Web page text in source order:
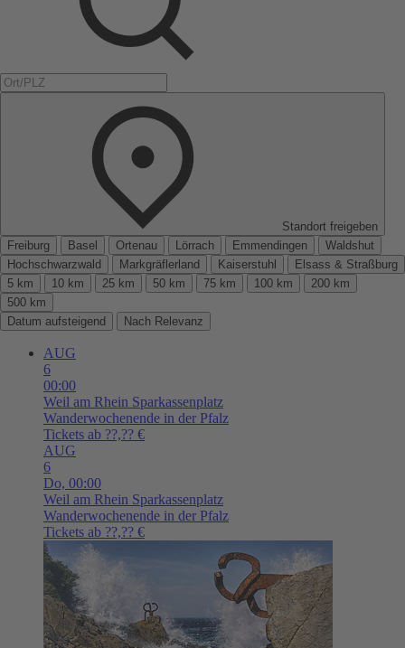
Standort freigeben
Freiburg
Basel Ortenau Lörrach Emmendingen
Waldshut
Hochschwarzwald
Markgräflerland Kaiserstuhl
Elsass & Straßburg
5 km
10 km 25 km 50 km 75 km 100 km
200 km
500 km
Datum aufsteigend
Nach Relevanz
AUG
6
00:00
Weil am Rhein Sparkassenplatz
Wanderwochenende in der Pfalz
Tickets ab ??,?? €
AUG
6
Do, 00:00
Weil am Rhein Sparkassenplatz
Wanderwochenende in der Pfalz
Tickets ab ??,?? €